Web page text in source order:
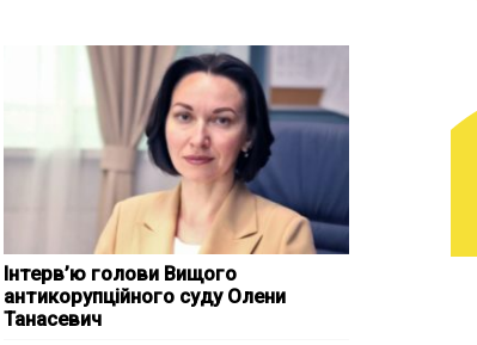
Інтерв’ю голови Вищого
антикорупційного суду Олени
Танасевич